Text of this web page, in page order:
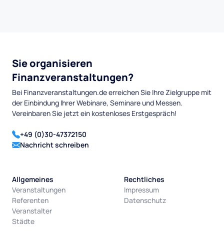
Sie organisieren
Finanzveranstaltungen?
Bei Finanzveranstaltungen.de erreichen Sie Ihre Zielgruppe mit
der Einbindung Ihrer Webinare, Seminare und Messen.
Vereinbaren Sie jetzt ein kostenloses Erstgespräch!
+49 (0)30-47372150
Nachricht schreiben
Allgemeines
Veranstaltungen
Referenten
Veranstalter
Städte
Rechtliches
Impressum
Datenschutz